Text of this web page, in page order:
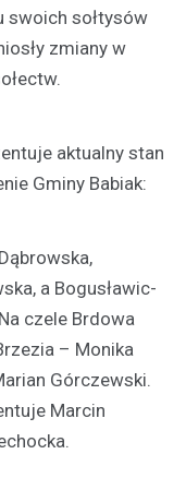
swoich sołtysów
zmiany w
aktualny stan
Gminy Babiak:
a Bogusławic-
czele Brdowa
– Monika
Górczewski.
Marcin